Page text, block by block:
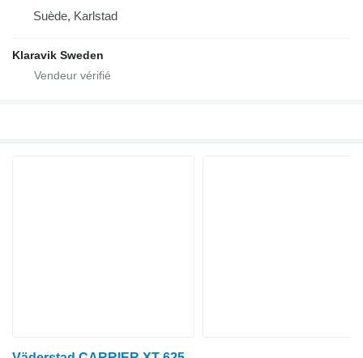
Suède, Karlstad
Klaravik Sweden